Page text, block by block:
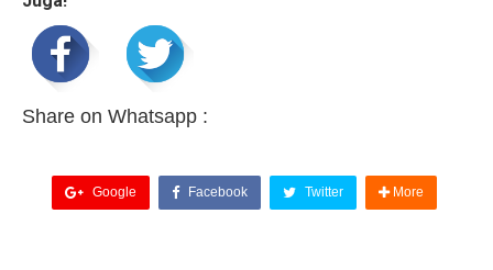
Share on Whatsapp :
Google Facebook Twitter More